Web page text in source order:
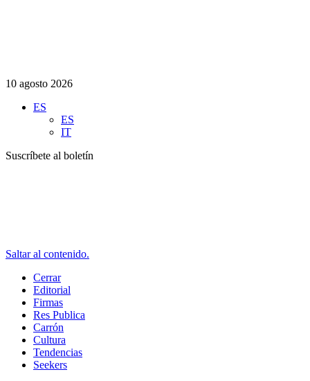
10 agosto 2026
ES
ES
IT
Suscríbete al boletín
Saltar al contenido.
Cerrar
Editorial
Firmas
Res Publica
Carrón
Cultura
Tendencias
Seekers